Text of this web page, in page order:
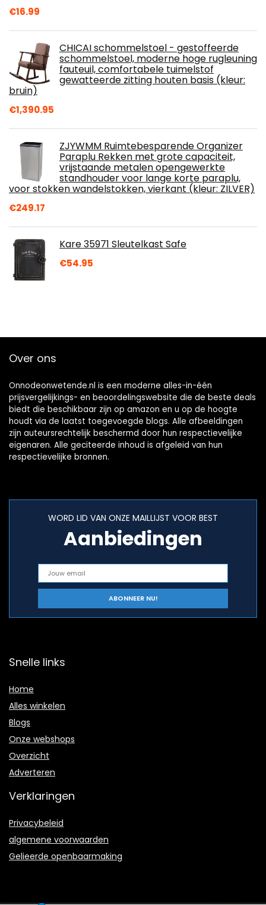
€16.99
CHICAI schommelstoel - gestoffeerde
schommelstoel, moderne hoge rugleuning
fauteuil, comfortabele tuimelstof
gewatteerde zitting houten basis (kleur:
bruin)
€1,390.95
ZJYWMM Ruimtebesparende Organizer
Paraplu Rekken met grote capaciteit,
vrijstaande metalen opengewerkte
standhouder voor lange korte paraplu,
voor stokken wandelstokken, vierkant (kleur: ZILVER)
€249.17
Kare 35971 Sleutelkast Safe
€54.95
Over ons
Onnodeonwetende.nl is een moderne alles-in-één
prijsvergelijkings- en beoordelingswebsite die de beste deals
biedt die beschikbaar zijn op amazon en u op de hoogte
houdt via de laatst toegevoegde blogs. Alle afbeeldingen
zijn auteursrechtelijk beschermd door hun respectievelijke
eigenaren. Alle geciteerde inhoud is afgeleid van hun
respectievelijke bronnen.
WORD LID VAN ONZE MAILLIJST VOOR BEST
Aanbiedingen
Snelle links
Home
Alles winkelen
Blogs
Onze webshops
Overzicht
Adverteren
Verklaringen
Privacybeleid
algemene voorwaarden
Gelieerde openbaarmaking